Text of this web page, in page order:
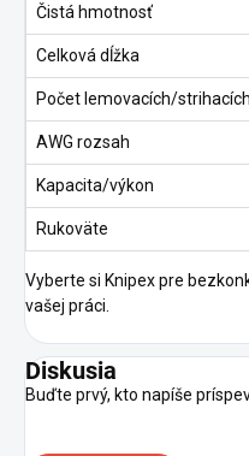
Čistá hmotnosť
Celková dĺžka
Počet lemovacích/
AWG rozsah
Kapacita/výkon
Rukoväte
Vyberte si Knipex pre
vašej práci.
Diskusia
Buďte prvý, kto napíše